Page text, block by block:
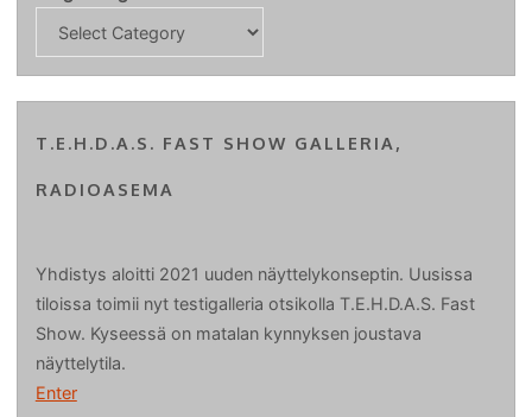
T.E.H.D.A.S. FAST SHOW GALLERIA,
RADIOASEMA
Yhdistys aloitti 2021 uuden näyttelykonseptin. Uusissa
tiloissa toimii nyt testigalleria otsikolla T.E.H.D.A.S. Fast
Show. Kyseessä on matalan kynnyksen joustava
näyttelytila.
Enter